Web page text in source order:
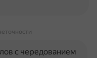
с чередованием